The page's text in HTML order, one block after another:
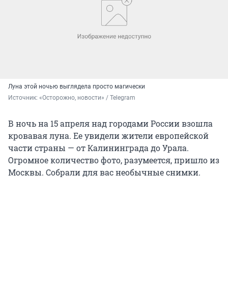
Луна этой ночью выглядела просто магически
Источник: «Осторожно, новости» / Telegram
В ночь на 15 апреля над городами России взошла
кровавая луна. Ее увидели жители европейской
части страны — от Калининграда до Урала.
Огромное количество фото, разумеется, пришло из
Москвы. Собрали для вас необычные снимки.